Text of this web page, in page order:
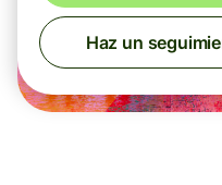
Haz un